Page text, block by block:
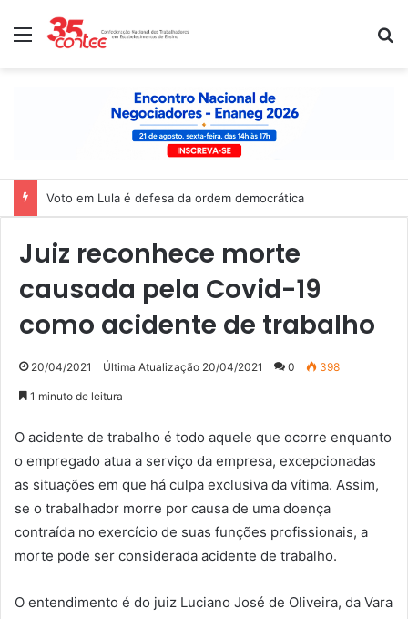
Menu
Voto em Lula é defesa da ordem democrática
Juiz reconhece morte
causada pela Covid-19
como acidente de trabalho
20/04/2021 Última Atualização 20/04/2021 0 398
1 minuto de leitura
O acidente de trabalho é todo aquele que ocorre enquanto
o empregado atua a serviço da empresa, excepcionadas
as situações em que há culpa exclusiva da vítima. Assim,
se o trabalhador morre por causa de uma doença
contraída no exercício de suas funções profissionais, a
morte pode ser considerada acidente de trabalho.
O entendimento é do juiz Luciano José de Oliveira, da Vara